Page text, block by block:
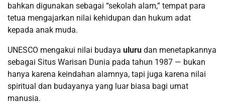
bahkan digunakan sebagai “sekolah alam,” tempat para
tetua mengajarkan nilai kehidupan dan hukum adat
kepada anak muda.
UNESCO mengakui nilai budaya uluru dan menetapkannya
sebagai Situs Warisan Dunia pada tahun 1987 — bukan
hanya karena keindahan alamnya, tapi juga karena nilai
spiritual dan budayanya yang luar biasa bagi umat
manusia.